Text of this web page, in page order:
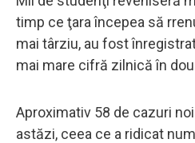
timp ce ţara începea să
mai târziu, au fost
mai mare cifră zilnică în
Aproximativ 58 de cazuri
astăzi, ceea ce a ridicat